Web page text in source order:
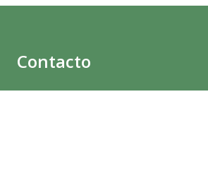
Contacto